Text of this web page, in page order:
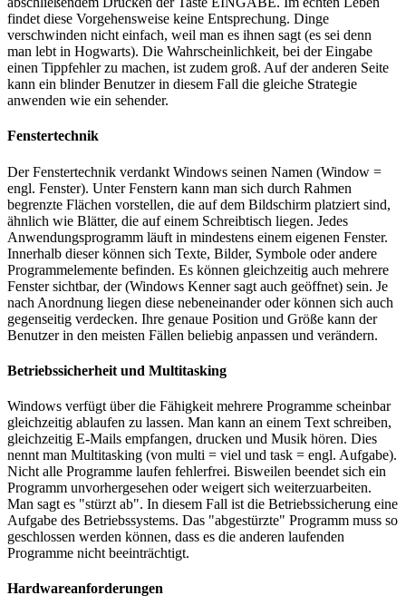
findet diese Vorgehensweise keine Entsprechung. Dinge
verschwinden nicht einfach, weil man es ihnen sagt (es sei denn
man lebt in Hogwarts). Die Wahrscheinlichkeit, bei der Eingabe
einen Tippfehler zu machen, ist zudem groß. Auf der anderen Seite
kann ein blinder Benutzer in diesem Fall die gleiche Strategie
anwenden wie ein sehender.
Fenstertechnik
Der Fenstertechnik verdankt Windows seinen Namen (Window =
engl. Fenster). Unter Fenstern kann man sich durch Rahmen
begrenzte Flächen vorstellen, die auf dem Bildschirm platziert sind,
ähnlich wie Blätter, die auf einem Schreibtisch liegen. Jedes
Anwendungsprogramm läuft in mindestens einem eigenen Fenster.
Innerhalb dieser können sich Texte, Bilder, Symbole oder andere
Programmelemente befinden. Es können gleichzeitig auch mehrere
Fenster sichtbar, der (Windows Kenner sagt auch geöffnet) sein. Je
nach Anordnung liegen diese nebeneinander oder können sich auch
gegenseitig verdecken. Ihre genaue Position und Größe kann der
Benutzer in den meisten Fällen beliebig anpassen und verändern.
Betriebssicherheit und Multitasking
Windows verfügt über die Fähigkeit mehrere Programme scheinbar
gleichzeitig ablaufen zu lassen. Man kann an einem Text schreiben,
gleichzeitig E-Mails empfangen, drucken und Musik hören. Dies
nennt man Multitasking (von multi = viel und task = engl. Aufgabe).
Nicht alle Programme laufen fehlerfrei. Bisweilen beendet sich ein
Programm unvorhergesehen oder weigert sich weiterzuarbeiten.
Man sagt es "stürzt ab". In diesem Fall ist die Betriebssicherung eine
Aufgabe des Betriebssystems. Das "abgestürzte" Programm muss so
geschlossen werden können, dass es die anderen laufenden
Programme nicht beeinträchtigt.
Hardwareanforderungen